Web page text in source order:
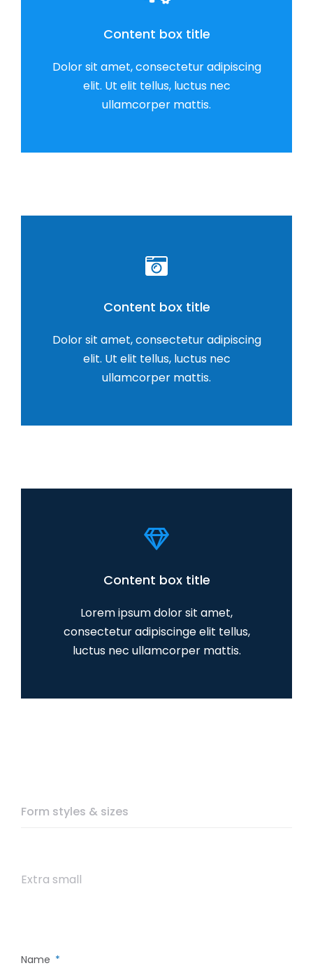
Content box title
Dolor sit amet, consectetur adipiscing
elit. Ut elit tellus, luctus nec
ullamcorper mattis.
Content box title
Dolor sit amet, consectetur adipiscing
elit. Ut elit tellus, luctus nec
ullamcorper mattis.
Content box title
Lorem ipsum dolor sit amet,
consectetur adipiscinge elit tellus,
luctus nec ullamcorper mattis.
Form styles & sizes
Extra small
Name